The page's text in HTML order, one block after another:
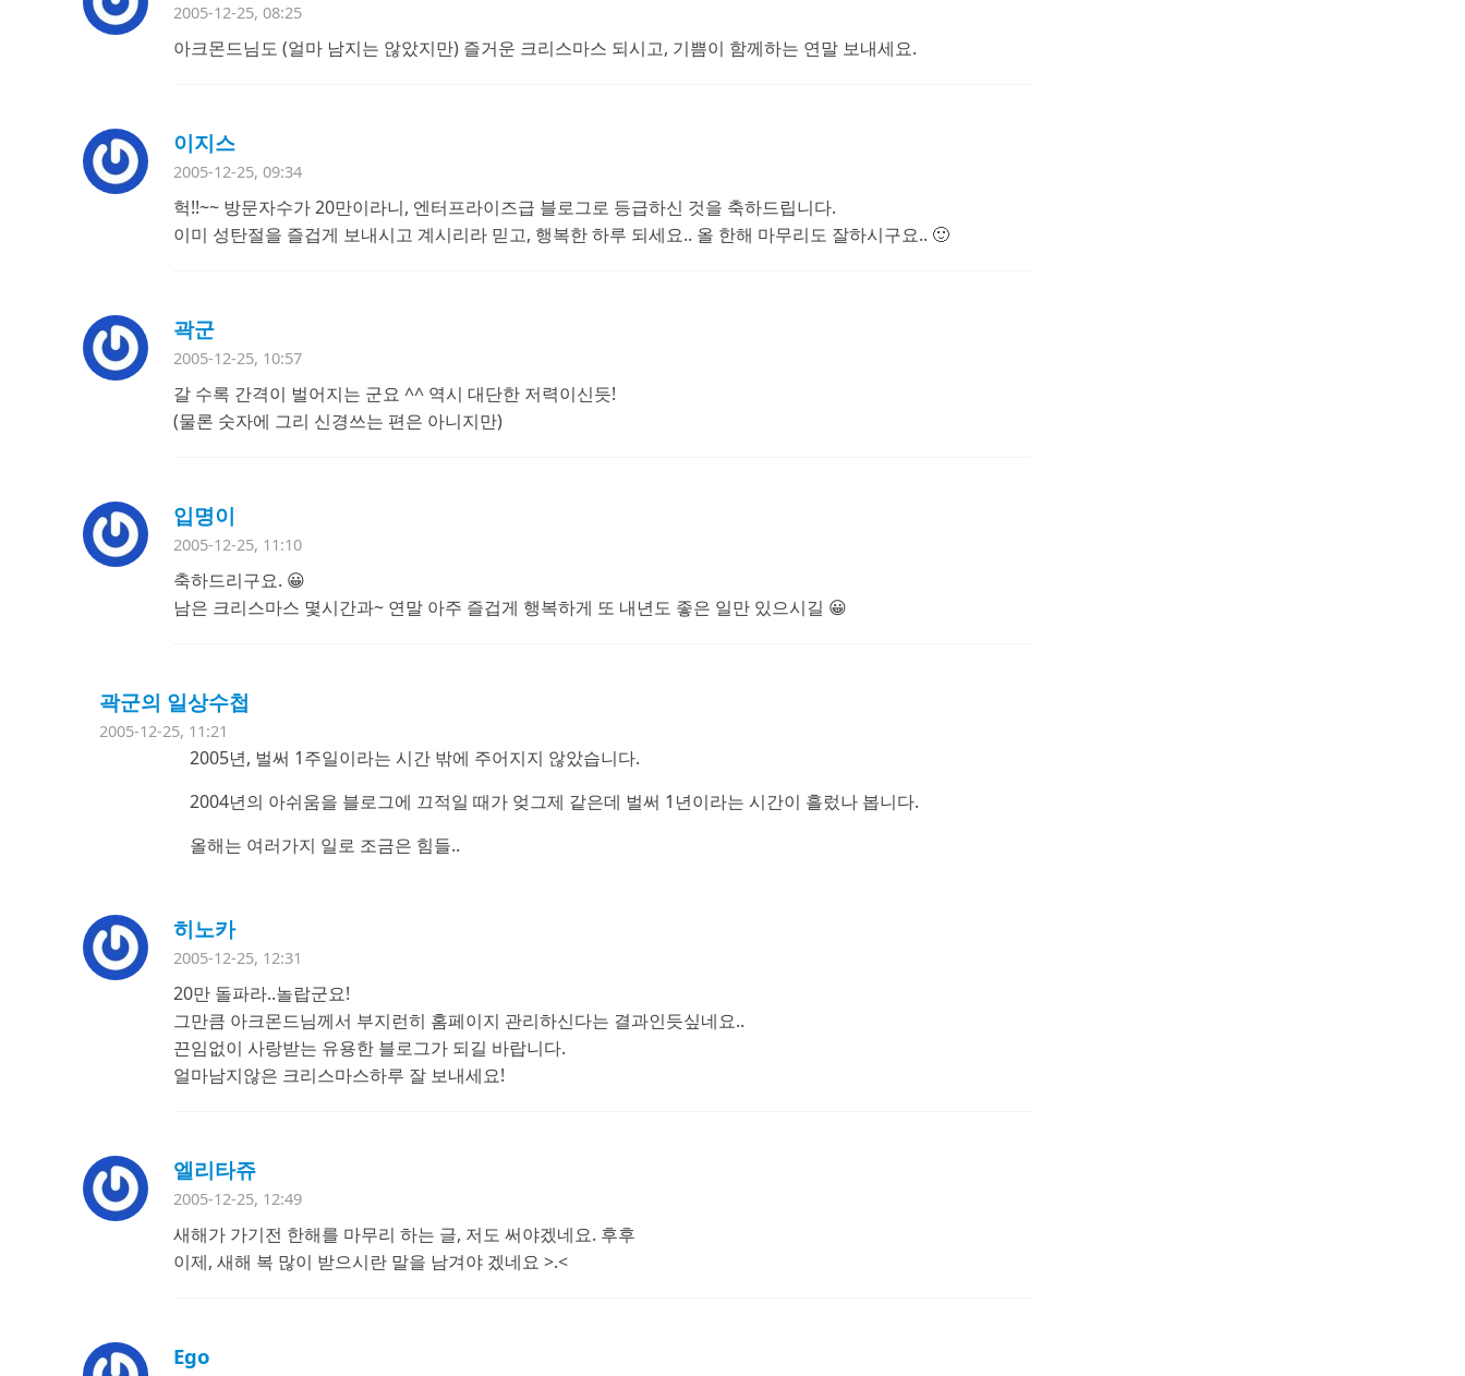
2005-12-25, 08:25
아크몬드님도 (얼마 남지는 않았지만) 즐거운 크리스마스 되시고, 기쁨이 함께하는 연말 보내세요.
이지스
2005-12-25, 09:34
헉!!~~ 방문자수가 20만이라니, 엔터프라이즈급 블로그로 등급하신 것을 축하드립니다.
이미 성탄절을 즐겁게 보내시고 계시리라 믿고, 행복한 하루 되세요.. 올 한해 마무리도 잘하시구요.. 🙂
곽군
2005-12-25, 10:57
갈 수록 간격이 벌어지는 군요 ^^ 역시 대단한 저력이신듯!
(물론 숫자에 그리 신경쓰는 편은 아니지만)
입명이
2005-12-25, 11:10
축하드리구요. 😀
남은 크리스마스 몇시간과~ 연말 아주 즐겁게 행복하게 또 내년도 좋은 일만 있으시길 😀
곽군의 일상수첩
2005-12-25, 11:21
2005년, 벌써 1주일이라는 시간 밖에 주어지지 않았습니다.
2004년의 아쉬움을 블로그에 끄적일 때가 엊그제 같은데 벌써 1년이라는 시간이 흘렀나 봅니다.
올해는 여러가지 일로 조금은 힘들..
히노카
2005-12-25, 12:31
20만 돌파라..놀랍군요!
그만큼 아크몬드님께서 부지런히 홈페이지 관리하신다는 결과인듯싶네요..
끈임없이 사랑받는 유용한 블로그가 되길 바랍니다.
얼마남지않은 크리스마스하루 잘 보내세요!
엘리타쥬
2005-12-25, 12:49
새해가 가기전 한해를 마무리 하는 글, 저도 써야겠네요. 후후
이제, 새해 복 많이 받으시란 말을 남겨야 겠네요 >.<
Ego